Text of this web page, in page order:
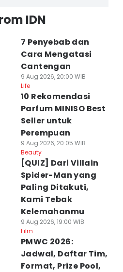
IDN
7 Penyebab dan
Cara Mengatasi
Cantengan
9 Aug 2026, 20:00 WIB
Life
10 Rekomendasi
Parfum MINISO Best
Seller untuk
Perempuan
9 Aug 2026, 20:05 WIB
Beauty
[QUIZ] Dari Villain
Spider-Man yang
Paling Ditakuti,
Kami Tebak
Kelemahanmu
9 Aug 2026, 19:00 WIB
Film
PMWC 2026:
Jadwal, Daftar Tim,
Format, Prize Pool,